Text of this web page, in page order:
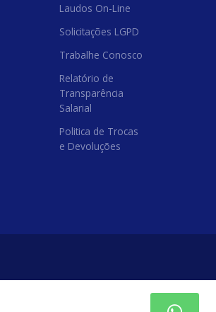
Laudos On-Line
Solicitações LGPD
Trabalhe Conosco
Relatório de
Transparência
Salarial
Politica de Trocas
e Devoluções